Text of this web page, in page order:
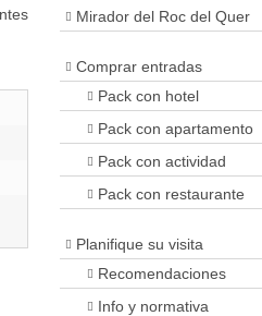
Mirador del Roc del Quer
Comprar entradas
Pack con hotel
Pack con apartamento
Pack con actividad
Pack con restaurante
Planifique su visita
Recomendaciones
Info y normativa